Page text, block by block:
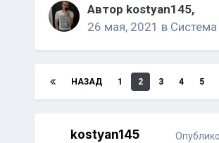
Автор kostyan145,
26 мая, 2021 в Система
НАЗАД 1 2 3 4 5
kostyan145